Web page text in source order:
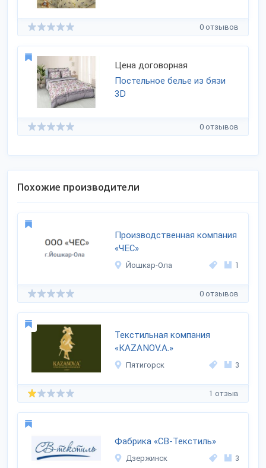
0 отзывов
Цена договорная
Постельное белье из бязи
3D
0 отзывов
Похожие производители
Производственная компания
«ЧЕС»
Йошкар-Ола 1
0 отзывов
Текстильная компания
«KAZANOV.A.»
Пятигорск 3
1 отзыв
Фабрика «СВ-Текстиль»
Дзержинск 3